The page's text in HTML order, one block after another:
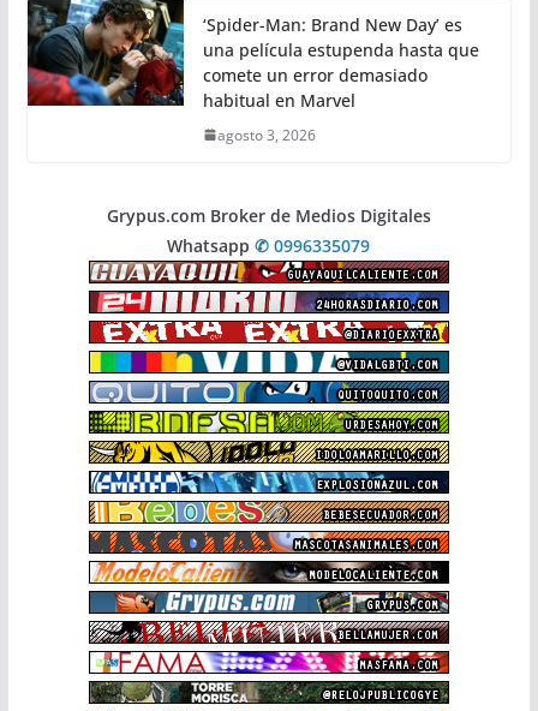
‘Spider-Man: Brand New Day’ es
una película estupenda hasta que
comete un error demasiado
habitual en Marvel
agosto 3, 2026
Grypus.com Broker de Medios Digitales
Whatsapp✆ 0996335079